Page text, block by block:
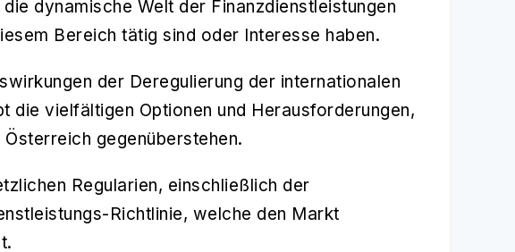
dynamische Welt der Finanzdienstleistungen
Bereich tätig sind oder Interesse haben.
der Deregulierung der internationalen
die vielfältigen Optionen und Herausforderungen,
gegenüberstehen.
Regularien, einschließlich der
Richtlinie, welche den Markt